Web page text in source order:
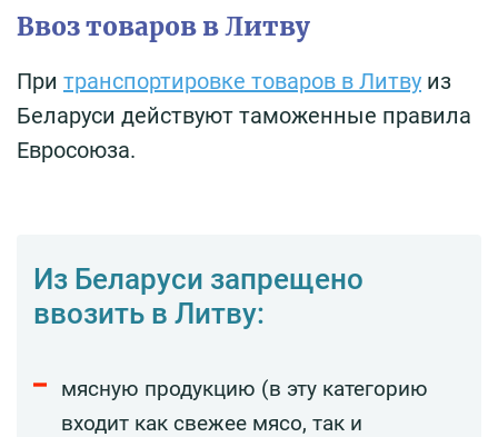
Ввоз товаров в Литву
При транспортировке товаров в Литву из
Беларуси действуют таможенные правила
Евросоюза.
Из Беларуси запрещено
ввозить в Литву:
мясную продукцию (в эту категорию
входит как свежее мясо, так и